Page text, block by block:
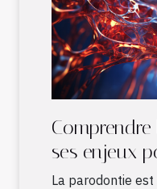
ses enjeux
bucco-
La parodontie